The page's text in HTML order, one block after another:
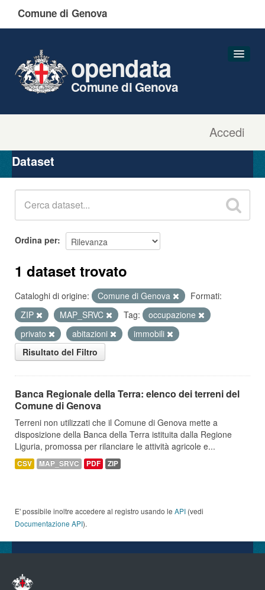
Comune di Genova
Accedi
opendata
Comune di Genova
Organizzazioni
Gruppi
Dataset
Ordina per
1 dataset trovato
Cataloghi di origine: Comune di Genova
Formati:
ZIP
MAP_SRVC Tag:
occupazione
privato
abitazioni
immobili
Risultato del Filtro
Banca Regionale della Terra: elenco dei terreni del
Comune di Genova
Terreni non utilizzati che il Comune di Genova mette a
disposizione della Banca della Terra istituita dalla Regione
Liguria, promossa per rilanciare le attività agricole e...
CSV MAP_SRVC PDF ZIP
E' possibile inoltre accedere al registro usando le API (vedi
Documentazione API).